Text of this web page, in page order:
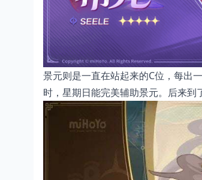
景元则是一直在站起来的C位，每出
时，星期日能完美辅助景元。后来到